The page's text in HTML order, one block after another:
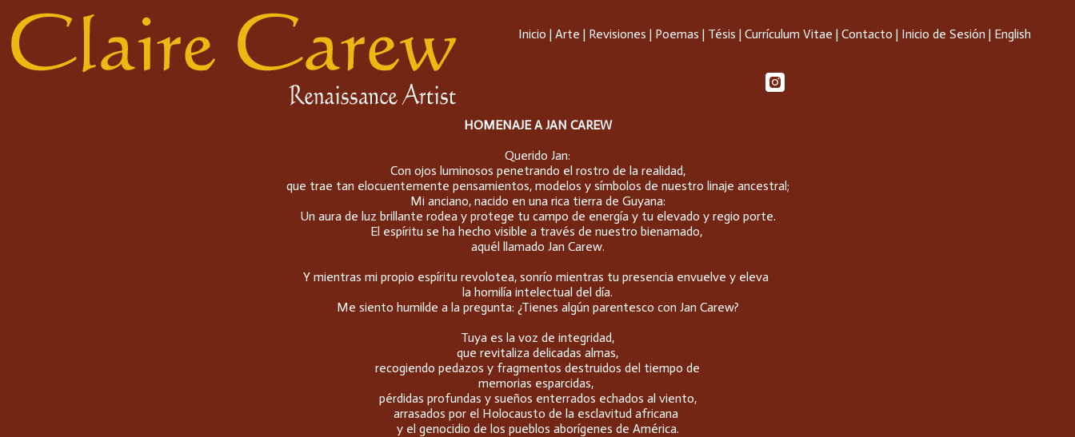
Inicio | Arte | Revisiones | Poemas | Tésis | Currículum Vitae | Contacto | Inicio de Sesión | English
HOMENAJE A JAN CAREW
Querido Jan:
Con ojos luminosos penetrando el rostro de la realidad,
que trae tan elocuentemente pensamientos, modelos y símbolos de nuestro linaje ancestral;
Mi anciano, nacido en una rica tierra de Guyana:
Un aura de luz brillante rodea y protege tu campo de energía y tu elevado y regio porte.
El espíritu se ha hecho visible a través de nuestro bienamado,
aquél llamado Jan Carew.
Y mientras mi propio espíritu revolotea, sonrío mientras tu presencia envuelve y eleva
la homilía intelectual del día.
Me siento humilde a la pregunta: ¿Tienes algún parentesco con Jan Carew?
Tuya es la voz de integridad,
que revitaliza delicadas almas,
recogiendo pedazos y fragmentos destruidos del tiempo de
memorias esparcidas,
pérdidas profundas y sueños enterrados echados al viento,
arrasados por el Holocausto de la esclavitud africana
y el genocidio de los pueblos aborígenes de América.